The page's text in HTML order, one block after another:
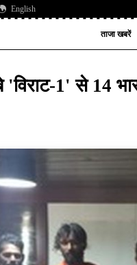
English
ताजा खबरें
1' से 14